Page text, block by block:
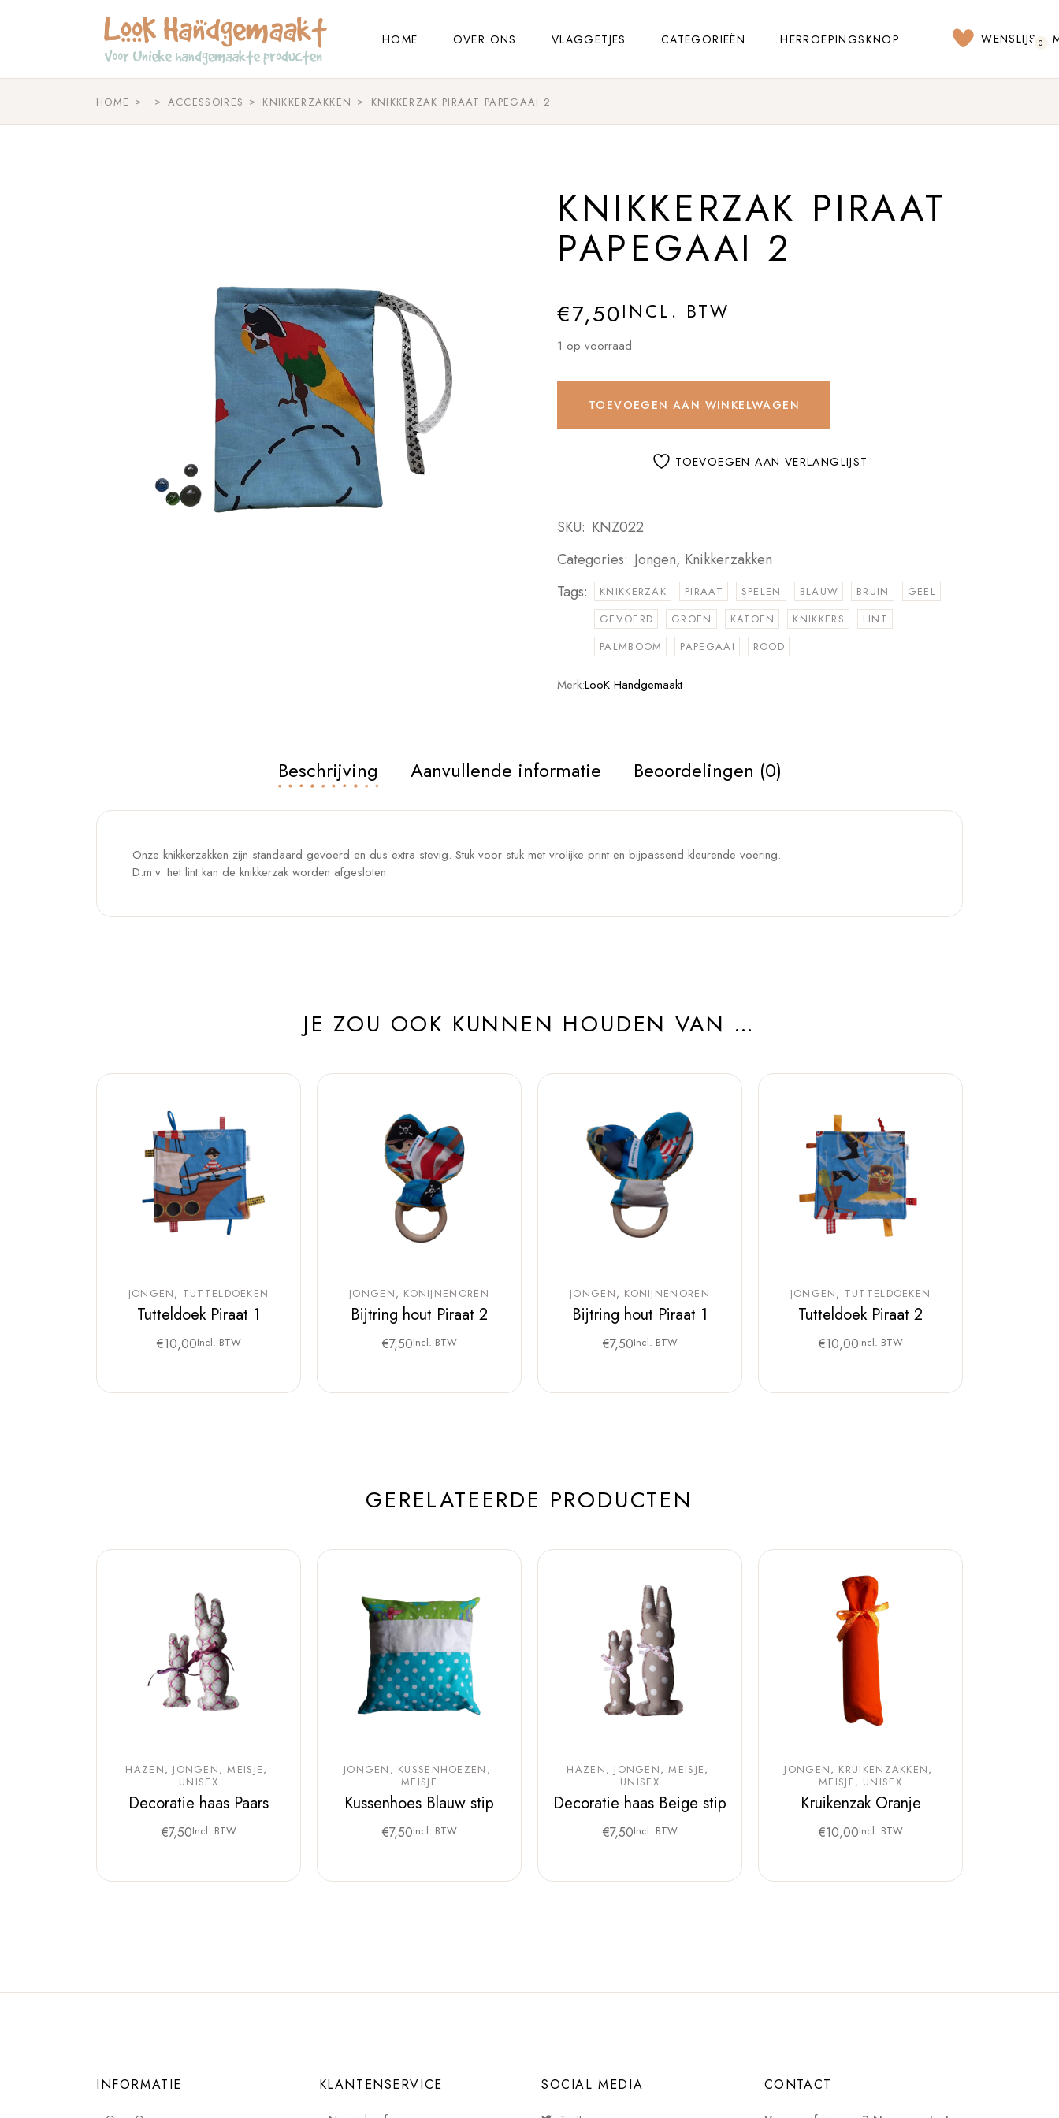
HOME OVER ONS VLAGGETJES CATEGORIEËN HERROEPINGSKNOP WENSLIJST
0
HOME ACCESSOIRES KNIKKERZAKKEN KNIKKERZAK PIRAAT PAPEGAAI 2
KNIKKERZAK PIRAAT
PAPEGAAI 2
€7,50INCL. BTW
1 op voorraad
TOEVOEGEN AAN WINKELWAGEN
TOEVOEGEN AAN VERLANGLIJST
SKU: KNZ022
Categories: Jongen, Knikkerzakken
Tags:
KNIKKERZAK PIRAAT SPELEN BLAUW BRUIN
GEEL
GEVOERD
GROEN KATOEN KNIKKERS
LINT
PALMBOOM
PAPEGAAI ROOD
Merk:LooK Handgemaakt
Beschrijving Aanvullende informatie Beoordelingen (0)
Onze knikkerzakken zijn standaard gevoerd en dus extra stevig. Stuk voor stuk met vrolijke print en bijpassend kleurende voering.
D.m.v. het lint kan de knikkerzak worden afgesloten.
JE ZOU OOK KUNNEN HOUDEN VAN …
JONGEN TUTTELDOEKEN
Tutteldoek Piraat 1
€10,00Incl. BTW
JONGEN KONIJNENOREN
Bijtring hout Piraat 2
€7,50Incl. BTW
JONGEN KONIJNENOREN
Bijtring hout Piraat 1
€7,50Incl. BTW
JONGEN TUTTELDOEKEN
Tutteldoek Piraat 2
€10,00Incl. BTW
GERELATEERDE PRODUCTEN
HAZEN JONGEN
MEISJE
UNISEX
Decoratie haas Paars
€7,50Incl. BTW
JONGEN
KUSSENHOEZEN
MEISJE
Kussenhoes Blauw stip
€7,50Incl. BTW
HAZEN JONGEN
MEISJE
UNISEX
Decoratie haas Beige stip
€7,50Incl. BTW
JONGEN
KRUIKENZAKKEN
MEISJE
UNISEX
Kruikenzak Oranje
€10,00Incl. BTW
INFORMATIE KLANTENSERVICE SOCIAL MEDIA CONTACT